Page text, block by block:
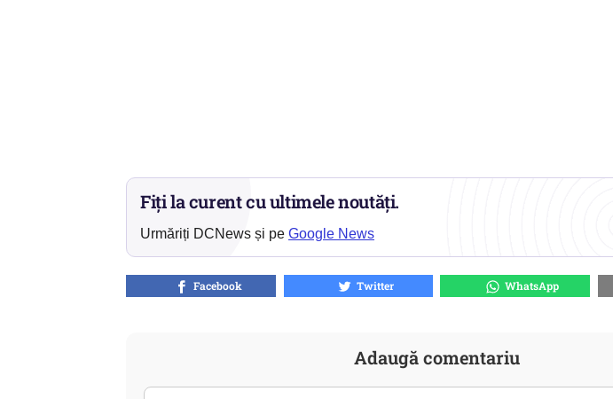
Fiți la curent cu ultimele noutăți.
Urmăriți DCNews și pe Google News
Facebook Twitter WhatsApp
Adaugă comentariu